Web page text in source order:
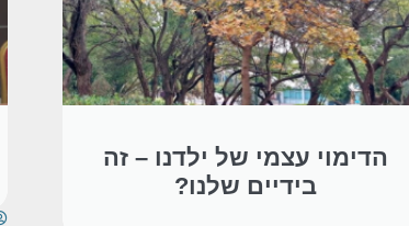
הדימוי עצמי של ילדנו – זה
בידיים שלנו?